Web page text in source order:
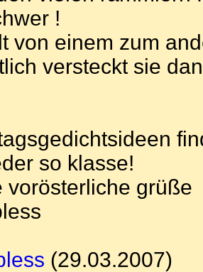
!
von einem zum
versteckt sie
so klasse!
vorösterliche grüße
(29.03.2007)